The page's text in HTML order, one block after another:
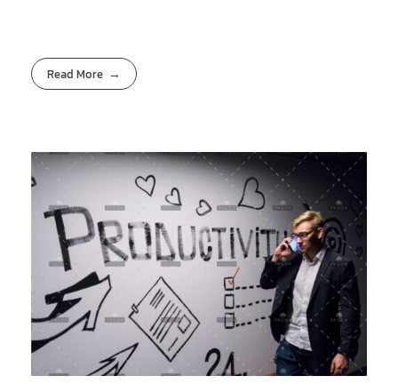
Read More